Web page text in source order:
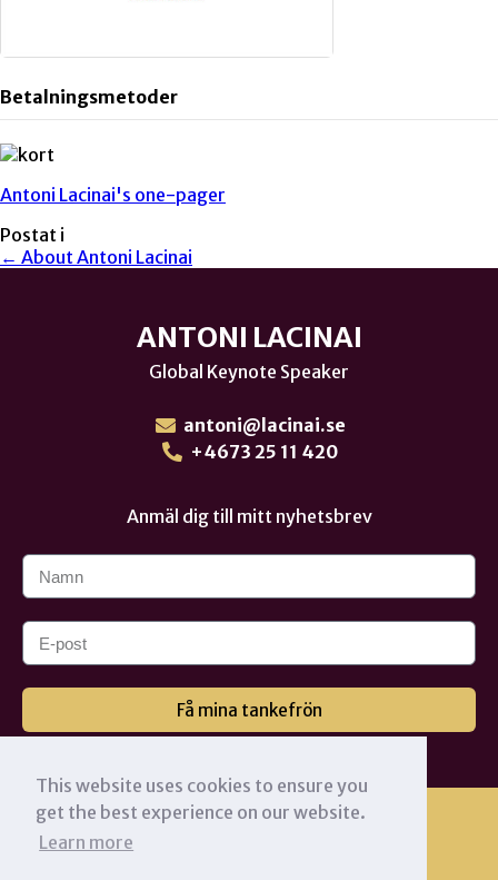
This website uses cookies to ensure you
get the best experience on our website.
Learn more
Betalningsmetoder
Antoni Lacinai's one-pager
Postat i
← About Antoni Lacinai
ANTONI LACINAI
Global Keynote Speaker
antoni@lacinai.se
+4673 25 11 420
Anmäl dig till mitt nyhetsbrev
Få mina tankefrön